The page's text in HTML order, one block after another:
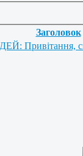
Заголовок